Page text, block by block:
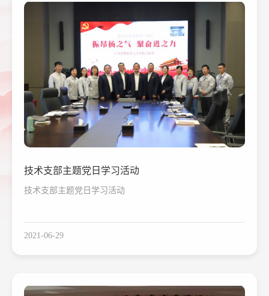
技术支部主题党日学习活动
技术支部主题党日学习活动
2021-06-29